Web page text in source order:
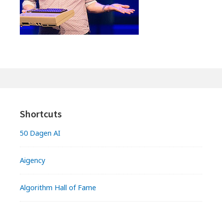
Shortcuts
50 Dagen AI
Aigency
Algorithm Hall of Fame